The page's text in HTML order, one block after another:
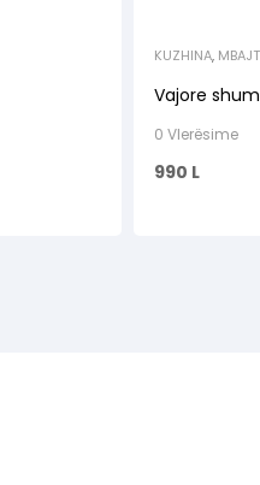
KUZHINA,
Vajore
0 Vlerësime
990 L